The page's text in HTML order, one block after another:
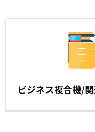
ビジネス複合機/